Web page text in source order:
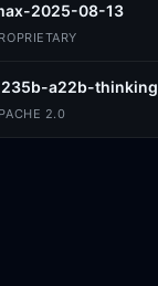
2025-08-13
a22b-thinking
2.0